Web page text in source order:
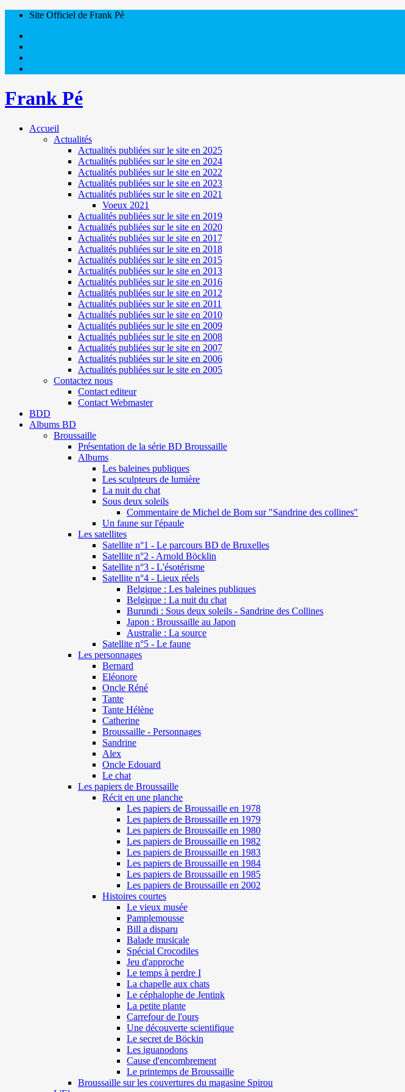
Site Officiel de Frank Pé
Frank Pé
Accueil
Actualités
Actualités publiées sur le site en 2025
Actualités publiées sur le site en 2024
Actualités publiées sur le site en 2022
Actualités publiées sur le site en 2023
Actualités publiées sur le site en 2021
Voeux 2021
Actualités publiées sur le site en 2019
Actualités publiées sur le site en 2020
Actualités publiées sur le site en 2017
Actualités publiées sur le site en 2018
Actualités publiées sur le site en 2015
Actualités publiées sur le site en 2013
Actualités publiées sur le site en 2016
Actualités publiées sur le site en 2012
Actualités publiées sur le site en 2011
Actualités publiées sur le site en 2010
Actualités publiées sur le site en 2009
Actualités publiées sur le site en 2008
Actualités publiées sur le site en 2007
Actualités publiées sur le site en 2006
Actualités publiées sur le site en 2005
Contactez nous
Contact editeur
Contact Webmaster
BDD
Albums BD
Broussaille
Présentation de la série BD Broussaille
Albums
Les baleines publiques
Les sculpteurs de lumière
La nuit du chat
Sous deux soleils
Commentaire de Michel de Bom sur "Sandrine des collines"
Un faune sur l'épaule
Les satellites
Satellite n°1 - Le parcours BD de Bruxelles
Satellite n°2 - Arnold Böcklin
Satellite n°3 - L'ésotérisme
Satellite n°4 - Lieux réels
Belgique : Les baleines publiques
Belgique : La nuit du chat
Burundi : Sous deux soleils - Sandrine des Collines
Japon : Broussaille au Japon
Australie : La source
Satellite n°5 - Le faune
Les personnages
Bernard
Eléonore
Oncle Réné
Tante
Tante Hélène
Catherine
Broussaille - Personnages
Sandrine
Alex
Oncle Edouard
Le chat
Les papiers de Broussaille
Récit en une planche
Les papiers de Broussaille en 1978
Les papiers de Broussaille en 1979
Les papiers de Broussaille en 1980
Les papiers de Broussaille en 1982
Les papiers de Broussaille en 1983
Les papiers de Broussaille en 1984
Les papiers de Broussaille en 1985
Les papiers de Broussaille en 2002
Histoires courtes
Le vieux musée
Pamplemousse
Bill a disparu
Balade musicale
Spécial Crocodiles
Jeu d'approche
Le temps à perdre I
La chapelle aux chats
Le céphalophe de Jentink
La petite plante
Carrefour de l'ours
Une découverte scientifique
Le secret de Böckin
Les iguanodons
Cause d'encombrement
Le printemps de Broussaille
Broussaille sur les couvertures du magasine Spirou